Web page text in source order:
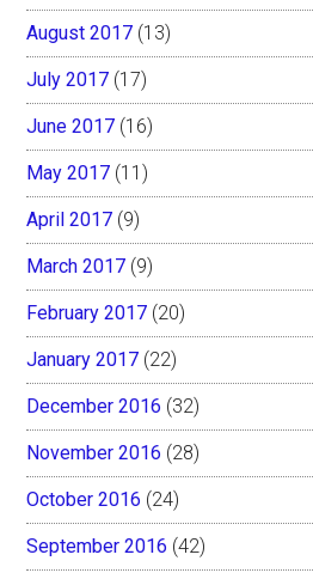
August 2017 (13)
July 2017 (17)
June 2017 (16)
May 2017 (11)
April 2017 (9)
March 2017 (9)
February 2017 (20)
January 2017 (22)
December 2016 (32)
November 2016 (28)
October 2016 (24)
September 2016 (42)